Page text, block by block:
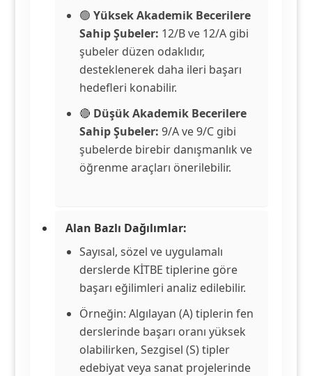
🟢 Yüksek Akademik Becerilere
Sahip Şubeler: 12/B ve 12/A gibi
şubeler düzen odaklıdır,
desteklenerek daha ileri başarı
hedefleri konabilir.
🔴 Düşük Akademik Becerilere
Sahip Şubeler: 9/A ve 9/C gibi
şubelerde birebir danışmanlık ve
öğrenme araçları önerilebilir.
Alan Bazlı Dağılımlar:
Sayısal, sözel ve uygulamalı
derslerde KİTBE tiplerine göre
başarı eğilimleri analiz edilebilir.
Örneğin: Algılayan (A) tiplerin fen
derslerinde başarı oranı yüksek
olabilirken, Sezgisel (S) tipler
edebiyat veya sanat projelerinde